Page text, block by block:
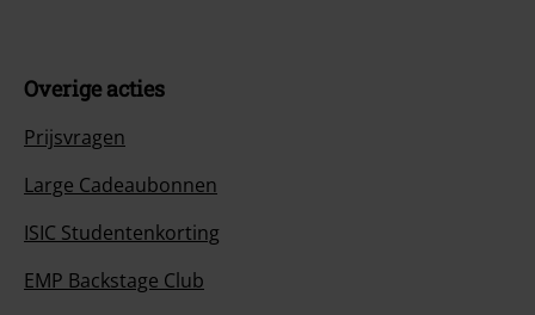
Overige acties
Prijsvragen
Large Cadeaubonnen
ISIC Studentenkorting
EMP Backstage Club